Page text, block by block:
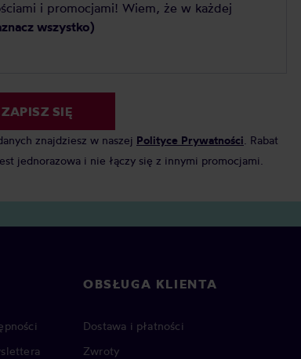
i promocjami! Wiem, że w każdej
wszystko)
ZAPISZ SIĘ
znajdziesz w naszej Polityce Prywatności . Rabat
jednorazowa i nie łączy się z innymi promocjami.
OBSŁUGA KLIENTA
Dostawa i płatności
Zwroty